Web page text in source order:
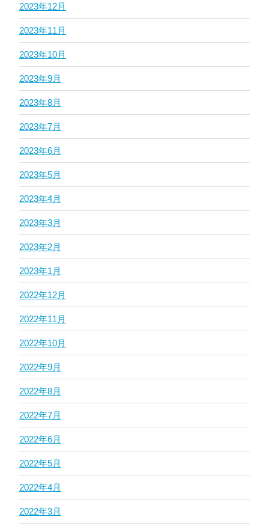
2023年12月
2023年11月
2023年10月
2023年9月
2023年8月
2023年7月
2023年6月
2023年5月
2023年4月
2023年3月
2023年2月
2023年1月
2022年12月
2022年11月
2022年10月
2022年9月
2022年8月
2022年7月
2022年6月
2022年5月
2022年4月
2022年3月